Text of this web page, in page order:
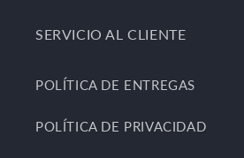
SERVICIO AL CLIENTE
POLÍTICA DE ENTREGAS
POLÍTICA DE PRIVACIDAD